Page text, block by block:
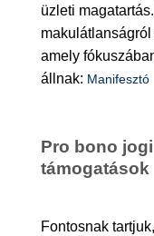
üzleti
amely
állnak: Manifesztó
Pro bono
támogatások
Fontosnak